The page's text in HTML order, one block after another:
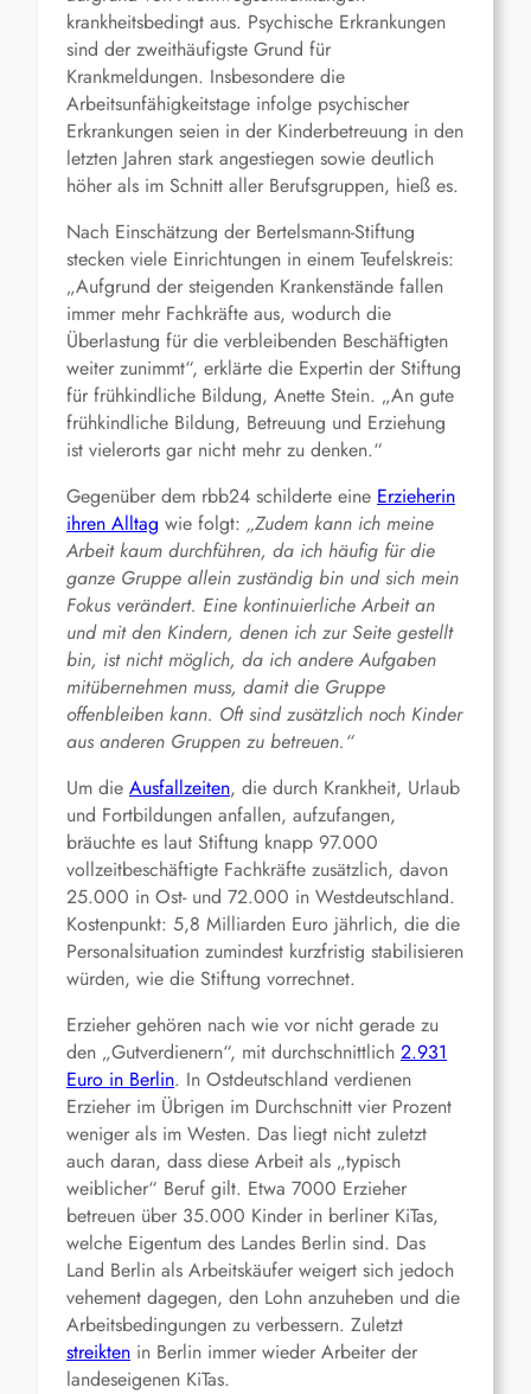
krankheitsbedingt aus. Psychische Erkrankungen
sind der zweithäufigste Grund für
Krankmeldungen. Insbesondere die
Arbeitsunfähigkeitstage infolge psychischer
Erkrankungen seien in der Kinderbetreuung in den
letzten Jahren stark angestiegen sowie deutlich
höher als im Schnitt aller Berufsgruppen, hieß es.
Nach Einschätzung der Bertelsmann-Stiftung
stecken viele Einrichtungen in einem Teufelskreis:
„Aufgrund der steigenden Krankenstände fallen
immer mehr Fachkräfte aus, wodurch die
Überlastung für die verbleibenden Beschäftigten
weiter zunimmt“, erklärte die Expertin der Stiftung
für frühkindliche Bildung, Anette Stein. „An gute
frühkindliche Bildung, Betreuung und Erziehung
ist vielerorts gar nicht mehr zu denken.“
Gegenüber dem rbb24 schilderte eine Erzieherin
ihren Alltag wie folgt: „Zudem kann ich meine
Arbeit kaum durchführen, da ich häufig für die
ganze Gruppe allein zuständig bin und sich mein
Fokus verändert. Eine kontinuierliche Arbeit an
und mit den Kindern, denen ich zur Seite gestellt
bin, ist nicht möglich, da ich andere Aufgaben
mitübernehmen muss, damit die Gruppe
offenbleiben kann. Oft sind zusätzlich noch Kinder
aus anderen Gruppen zu betreuen.“
Um die Ausfallzeiten, die durch Krankheit, Urlaub
und Fortbildungen anfallen, aufzufangen,
bräuchte es laut Stiftung knapp 97.000
vollzeitbeschäftigte Fachkräfte zusätzlich, davon
25.000 in Ost- und 72.000 in Westdeutschland.
Kostenpunkt: 5,8 Milliarden Euro jährlich, die die
Personalsituation zumindest kurzfristig stabilisieren
würden, wie die Stiftung vorrechnet.
Erzieher gehören nach wie vor nicht gerade zu
den „Gutverdienern“, mit durchschnittlich 2.931
Euro in Berlin. In Ostdeutschland verdienen
Erzieher im Übrigen im Durchschnitt vier Prozent
weniger als im Westen. Das liegt nicht zuletzt
auch daran, dass diese Arbeit als „typisch
weiblicher“ Beruf gilt. Etwa 7000 Erzieher
betreuen über 35.000 Kinder in berliner KiTas,
welche Eigentum des Landes Berlin sind. Das
Land Berlin als Arbeitskäufer weigert sich jedoch
vehement dagegen, den Lohn anzuheben und die
Arbeitsbedingungen zu verbessern. Zuletzt
streikten in Berlin immer wieder Arbeiter der
landeseigenen KiTas.